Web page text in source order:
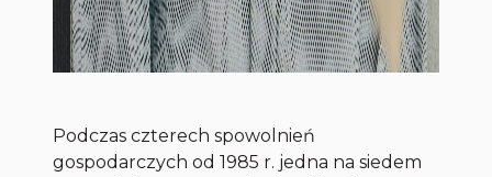
Podczas czterech spowolnień
gospodarczych od 1985 r. jedna na siedem